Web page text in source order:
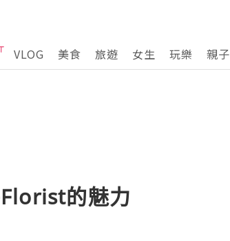
VLOG 美食 旅遊 女生 玩樂 親子
的魅力